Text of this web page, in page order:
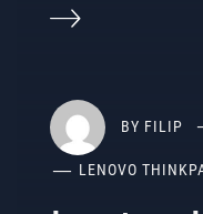
BY FILIP
LENOVO